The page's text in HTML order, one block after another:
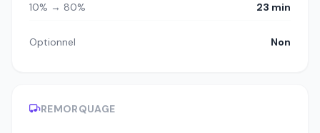
10% → 80% 23 min
Optionnel Non
REMORQUAGE